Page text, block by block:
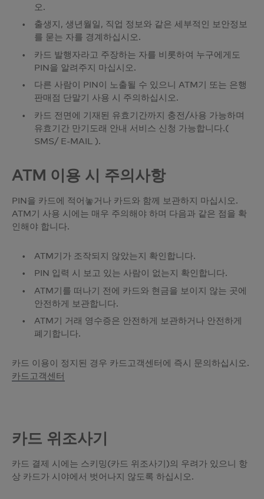
오.
출생지, 생년월일, 직업 정보와 같은 세부적인 보안정보
를 묻는 자를 경계하십시오.
카드 발행자라고 주장하는 자를 비롯하여 누구에게도
PIN을 알려주지 마십시오.
다른 사람이 PIN이 노출될 수 있으니 ATM기 또는 은행
판매점 단말기 사용 시 주의하십시오.
카드 전면에 기재된 유효기간까지 충전/사용 가능하며
유효기간 만기도래 안내 서비스 신청 가능합니다.(
SMS/ E-MAIL ).
ATM 이용 시 주의사항
PIN을 카드에 적어놓거나 카드와 함께 보관하지 마십시오.
ATM기 사용 시에는 매우 주의해야 하며 다음과 같은 점을 확
인해야 합니다.
ATM기가 조작되지 않았는지 확인합니다.
PIN 입력 시 보고 있는 사람이 없는지 확인합니다.
ATM기를 떠나기 전에 카드와 현금을 보이지 않는 곳에
안전하게 보관합니다.
ATM기 거래 영수증은 안전하게 보관하거나 안전하게
폐기합니다.
카드 이용이 정지된 경우 카드고객센터에 즉시 문의하십시오.
카드고객센터
카드 위조사기
카드 결제 시에는 스키밍(카드 위조사기)의 우려가 있으니 항
상 카드가 시야에서 벗어나지 않도록 하십시오.